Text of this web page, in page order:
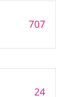
707
24